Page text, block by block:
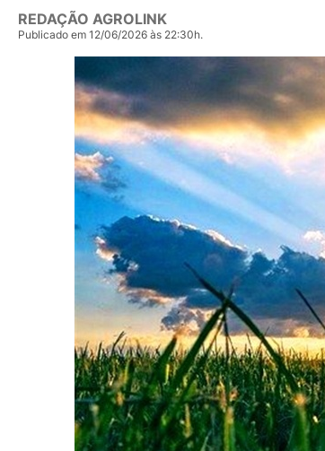
REDAÇÃO AGROLINK
Publicado em 12/06/2026 às 22:30h.